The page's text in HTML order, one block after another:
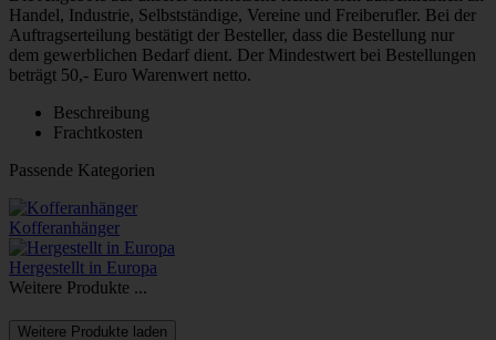
Handel, Industrie, Selbstständige, Vereine und Freiberufler. Bei der
Auftragserteilung bestätigt der Besteller, dass die Bestellung nur
dem gewerblichen Bedarf dient. Der Mindestwert bei Bestellungen
beträgt 50,- Euro Warenwert netto.
Beschreibung
Frachtkosten
Passende Kategorien
Kofferanhänger
Hergestellt in Europa
Weitere Produkte ...
Weitere Produkte laden